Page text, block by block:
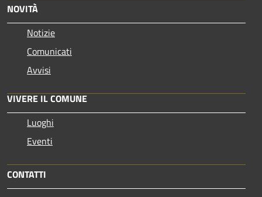
NOVITÀ
Notizie
Comunicati
Avvisi
VIVERE IL COMUNE
Luoghi
Eventi
CONTATTI